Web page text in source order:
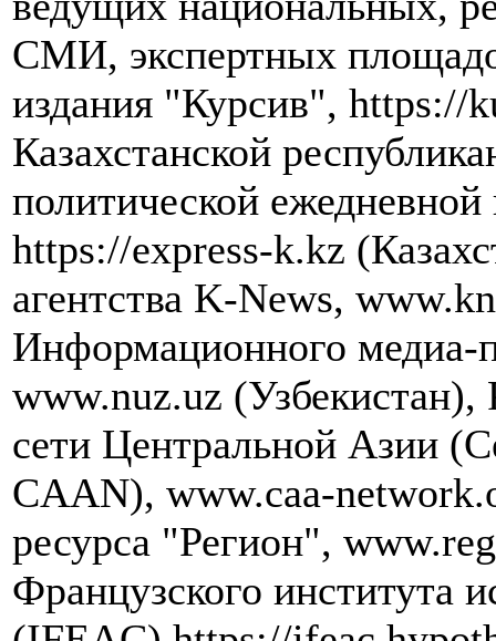
СМИ, экспертных
издания "Курсив", https://
Казахстанской
политической
https://express-k.kz
агентства K-News,
Информационного медиа-
www.nuz.uz (Узбекистан),
сети Центральной Азии
CAAN), www.caa-
ресурса "Регион",
Французского института